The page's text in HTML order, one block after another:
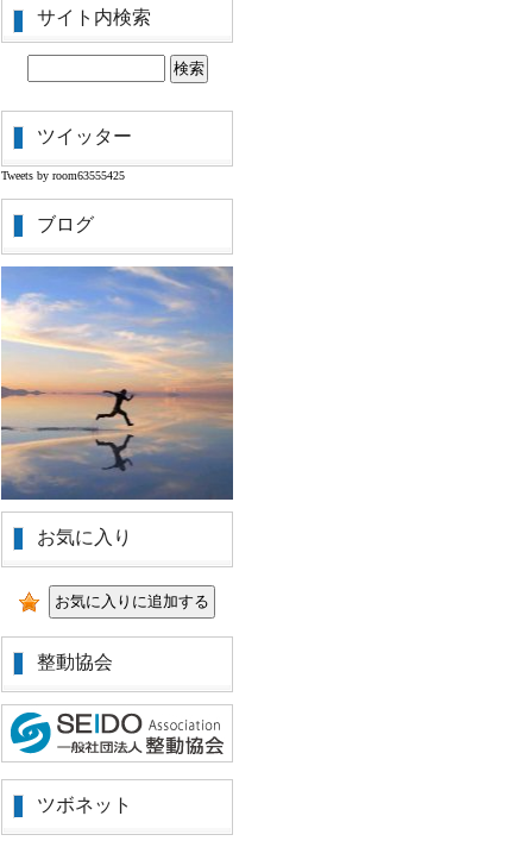
サイト内検索
ツイッター
Tweets by room63555425
ブログ
お気に入り
整動協会
ツボネット